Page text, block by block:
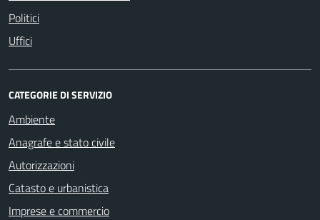
Politici
Uffici
CATEGORIE DI SERVIZIO
Ambiente
Anagrafe e stato civile
Autorizzazioni
Catasto e urbanistica
Imprese e commercio